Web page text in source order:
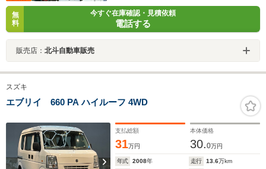
無
料
今すぐ在庫確認・見積依頼
電話する
販売店： 北斗自動車販売
スズキ
エブリイ 660 PA ハイルーフ 4WD
支払総額
31万円
本体価格
30.0万円
年式 2008年 走行 13.6万km